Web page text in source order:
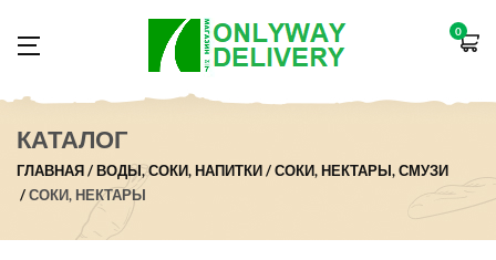
0
КАТАЛОГ
ГЛАВНАЯ ВОДЫ, СОКИ, НАПИТКИ
СОКИ, НЕКТАРЫ, СМУЗИ
СОКИ, НЕКТАРЫ